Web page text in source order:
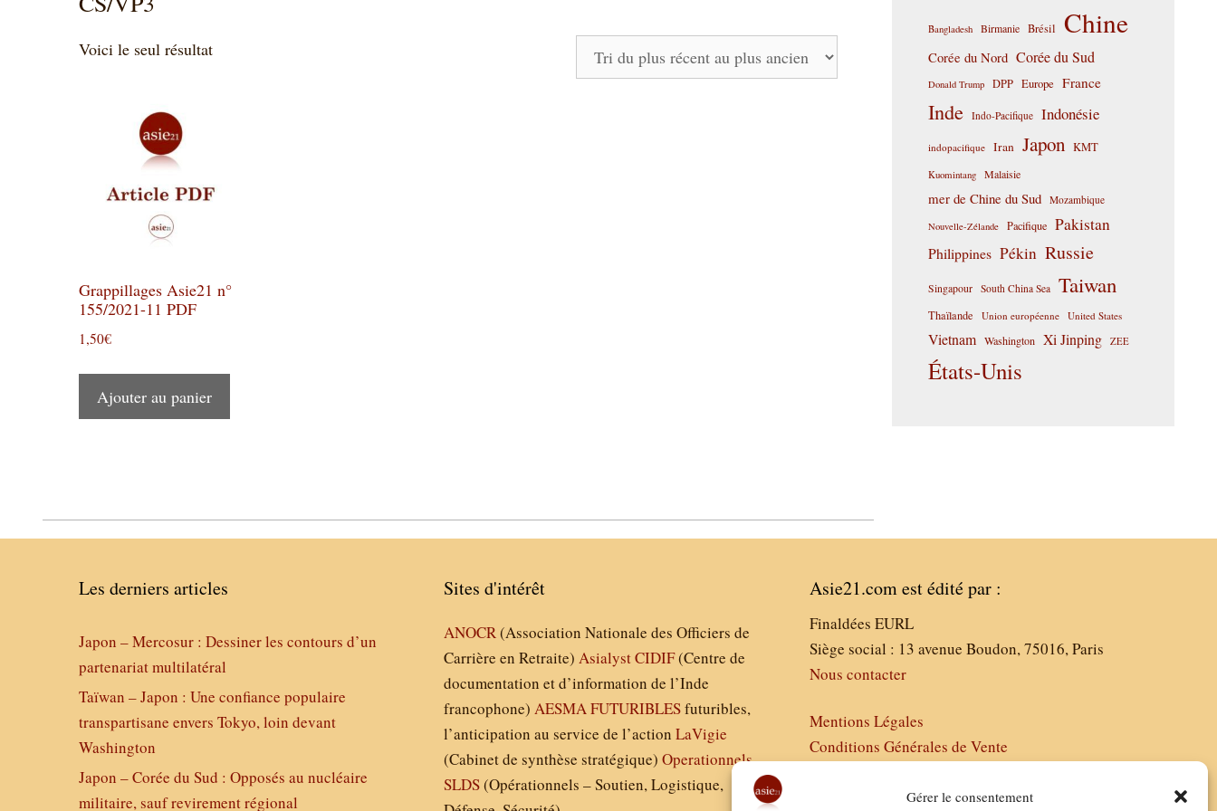
Gérer le consentement
Voici le seul résultat
Grappillages Asie21 n°
155/2021-11 PDF
1,50€
Ajouter au panier
Bangladesh Birmanie Brésil Chine
Corée du Nord Corée du Sud
Donald Trump DPP Europe France
Inde Indo-Pacifique Indonésie
indopacifique Iran Japon KMT
Kuomintang Malaisie
mer de Chine du Sud Mozambique
Nouvelle-Zélande Pacifique Pakistan
Philippines Pékin Russie
Singapour South China Sea Taiwan
Thaïlande Union européenne United States
Vietnam Washington Xi Jinping ZEE
États-Unis
Les derniers articles
Japon – Mercosur : Dessiner les contours d’un
partenariat multilatéral
Taïwan – Japon : Une confiance populaire
transpartisane envers Tokyo, loin devant
Washington
Japon – Corée du Sud : Opposés au nucléaire
militaire, sauf revirement régional
Sites d'intérêt
ANOCR(Association Nationale des Officiers de
Carrière en Retraite)AsialystCIDIF(Centre de
documentation et d’information de l’Inde
francophone)AESMAFUTURIBLESfuturibles,
l’anticipation au service de l’actionLaVigie
(Cabinet de synthèse stratégique)Operationnels
SLDS(Opérationnels – Soutien, Logistique,
Asie21.com est édité par :
Finaldées EURL
Siège social : 13 avenue Boudon, 75016, Paris
Nous contacter
Mentions Légales
Conditions Générales de Vente